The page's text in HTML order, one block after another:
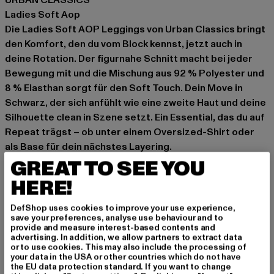
Ladies Soft Aop
Die Ladies Soft AOP Leggings von Urban Classics bringt
den Komfort, den du vom Block kennst, jetzt auch in
deine Rotation. Der figurnahe Schnitt macht bei jeder
Bewegung mit und die Mischung aus 92 % Polyester und
8 % Elasthan sorgt für den Soft Touch. Dein Move in
Schwarz, der sich anfühlt wie eine zweite Haut und deine
Silhouette clean in Szene setzt. Ein Essential, das du auf
Repeat trägst – ob unter einem Oversized-Shirt oder
als Base für dein nächstes Layering.
Anlass: Street, Alltag, Sportlich
Verschlussarten: Gummizug
Muster: Animalprint
Schnitt: Figurbetont
Marke: Urban Classics
Kat.: Leggings
Farbe: schwarz, braun
Hersteller Farbe: darkleo
GREAT TO SEE YOU
HERE!
DefShop uses cookies to improve your use experience,
save your preferences, analyse use behaviour and to
provide and measure interest-based contents and
advertising. In addition, we allow partners to extract data
or to use cookies. This may also include the processing of
your data in the USA or other countries which do not have
the EU data protection standard. If you want to change